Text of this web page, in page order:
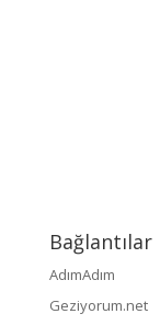
Bağlantılar
AdımAdım
Geziyorum.net